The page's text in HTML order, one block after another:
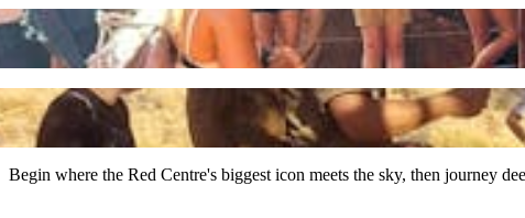
Begin where the Red Centre's biggest icon meets the sky, then journey